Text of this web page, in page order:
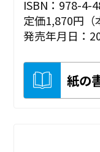
ISBN：978-4-
定価1,870円（
発売年月日：
紙の